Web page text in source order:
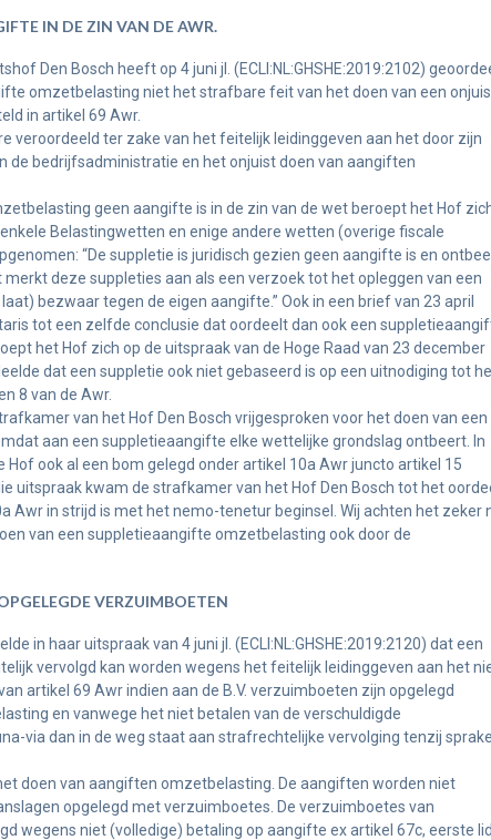
IN DE ZIN VAN DE AWR.
Den Bosch heeft op 4 juni jl. (ECLI:NL:GHSHE:2019:2102)
omzetbelasting niet het strafbare feit van het doen van een
in artikel 69 Awr.
veroordeeld ter zake van het feitelijk leidinggeven aan het door zijn
de bedrijfsadministratie en het onjuist doen van aangiften
geen aangifte is in de zin van de wet beroept het Hof
Belastingwetten en enige andere wetten (overige fiscale
“De suppletie is juridisch gezien geen aangifte is en
deze suppleties aan als een verzoek tot het opleggen van een
bezwaar tegen de eigen aangifte.” Ook in een brief van 23 april
tot een zelfde conclusie dat oordeelt dan ook een
het Hof zich op de uitspraak van de Hoge Raad van 23 december
dat een suppletie ook niet gebaseerd is op een uitnodiging tot
8 van de Awr.
van het Hof Den Bosch vrijgesproken voor het doen van een
aan een suppletieaangifte elke wettelijke grondslag ontbeert. In
ook al een bom gelegd onder artikel 10a Awr juncto artikel 15
uitspraak kwam de strafkamer van het Hof Den Bosch tot het
Awr in strijd is met het nemo-tenetur beginsel. Wij achten het zeker
van een suppletieaangifte omzetbelasting ook door de
VERZUIMBOETEN
in haar uitspraak van 4 juni jl. (ECLI:NL:GHSHE:2019:2120) dat een
vervolgd kan worden wegens het feitelijk leidinggeven aan het
artikel 69 Awr indien aan de B.V. verzuimboeten zijn opgelegd
en vanwege het niet betalen van de verschuldigde
via dan in de weg staat aan strafrechtelijke vervolging tenzij sprake
doen van aangiften omzetbelasting. De aangiften worden niet
opgelegd met verzuimboetes. De verzuimboetes van
wegens niet (volledige) betaling op aangifte ex artikel 67c, eerste